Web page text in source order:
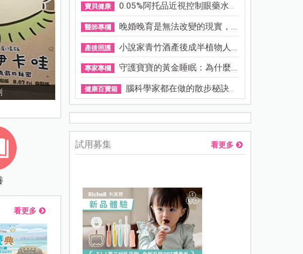
度 熊本強震讓台灣人也揪心！無印良品店員發枕頭護頭、陪伴撤離
看更多
寶貝健康 0.05%阿托品近視控制眼藥水納...
醫師專欄 晚婚晚育是無法改變的現實，...
產後照護 小說家青竹酒產後成半植物人...
專家專欄 守護寶寶的黃金睡眠：為什麼...
健康百寶箱 腦科學家都在做的散步秘訣！...
試用募集 看更多